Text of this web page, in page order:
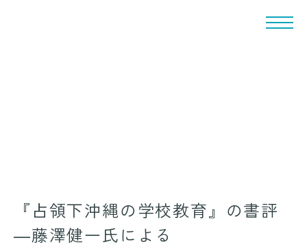
『占領下沖縄の学校教育』の書評
―藤澤健一氏による